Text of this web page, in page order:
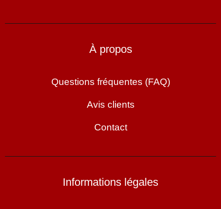
À propos
Questions fréquentes (FAQ)
Avis clients
Contact
Informations légales